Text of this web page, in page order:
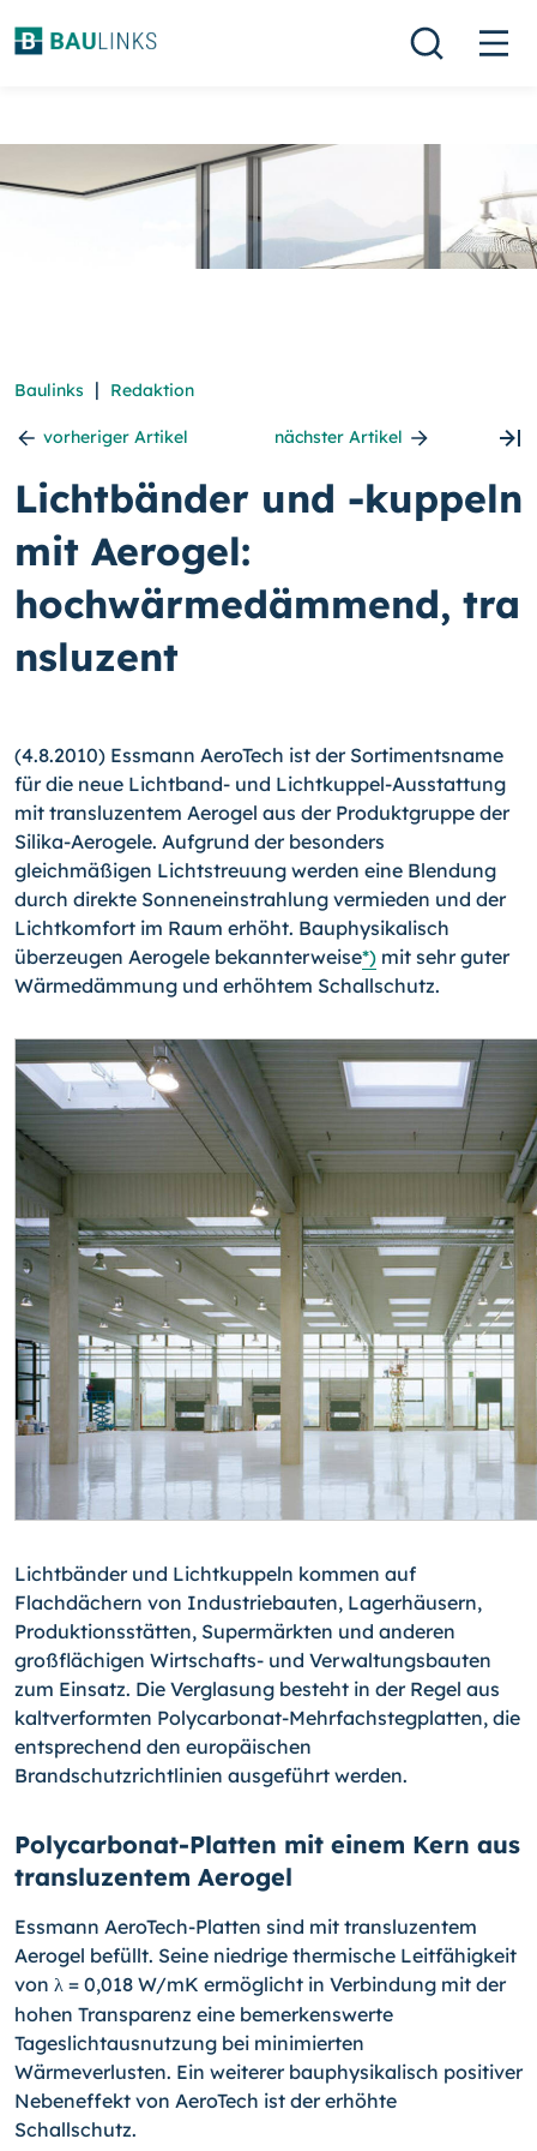
Baulinks | Redaktion
vorheriger Artikel nächster Artikel
Lichtbänder und -kuppeln
mit Aerogel:
hochwärmedämmend, tra
nsluzent
(4.8.2010) Essmann AeroTech ist der Sortimentsname
für die neue Lichtband- und Lichtkuppel-Ausstattung
mit transluzentem Aerogel aus der Produktgruppe der
Silika-Aerogele. Aufgrund der besonders
gleichmäßigen Lichtstreuung werden eine Blendung
durch direkte Sonneneinstrahlung vermieden und der
Lichtkomfort im Raum erhöht. Bauphysikalisch
überzeugen Aerogele bekannterweise*) mit sehr guter
Wärmedämmung und erhöhtem Schallschutz.
Lichtbänder und Lichtkuppeln kommen auf
Flachdächern von Industriebauten, Lagerhäusern,
Produktionsstätten, Supermärkten und anderen
großflächigen Wirtschafts- und Verwaltungsbauten
zum Einsatz. Die Verglasung besteht in der Regel aus
kaltverformten Polycarbonat-Mehrfachstegplatten, die
entsprechend den europäischen
Brandschutzrichtlinien ausgeführt werden.
Polycarbonat-Platten mit einem Kern aus
transluzentem Aerogel
Essmann AeroTech-Platten sind mit transluzentem
Aerogel befüllt. Seine niedrige thermische Leitfähigkeit
von λ = 0,018 W/mK ermöglicht in Verbindung mit der
hohen Transparenz eine bemerkenswerte
Tageslichtausnutzung bei minimierten
Wärmeverlusten. Ein weiterer bauphysikalisch positiver
Nebeneffekt von AeroTech ist der erhöhte
Schallschutz.